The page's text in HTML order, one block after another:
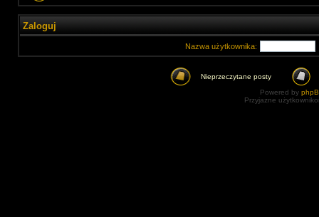
Zaloguj
Nazwa użytkownika:
Nieprzeczytane posty
Powered by
Przyjazne